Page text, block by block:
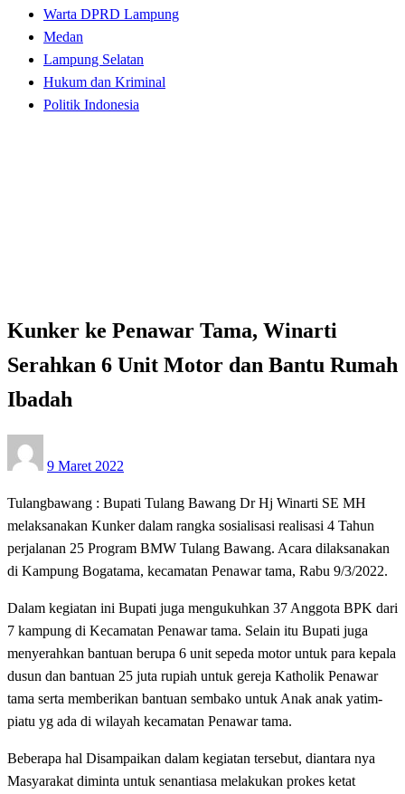
Warta DPRD Lampung
Medan
Lampung Selatan
Hukum dan Kriminal
Politik Indonesia
Kunker ke Penawar Tama, Winarti
Serahkan 6 Unit Motor dan Bantu Rumah
Ibadah
on
9 Maret 2022
Tulangbawang : Bupati Tulang Bawang Dr Hj Winarti SE MH
melaksanakan Kunker dalam rangka sosialisasi realisasi 4 Tahun
perjalanan 25 Program BMW Tulang Bawang. Acara dilaksanakan
di Kampung Bogatama, kecamatan Penawar tama, Rabu 9/3/2022.
Dalam kegiatan ini Bupati juga mengukuhkan 37 Anggota BPK dari
7 kampung di Kecamatan Penawar tama. Selain itu Bupati juga
menyerahkan bantuan berupa 6 unit sepeda motor untuk para kepala
dusun dan bantuan 25 juta rupiah untuk gereja Katholik Penawar
tama serta memberikan bantuan sembako untuk Anak anak yatim-
piatu yg ada di wilayah kecamatan Penawar tama.
Beberapa hal Disampaikan dalam kegiatan tersebut, diantara nya
Masyarakat diminta untuk senantiasa melakukan prokes ketat